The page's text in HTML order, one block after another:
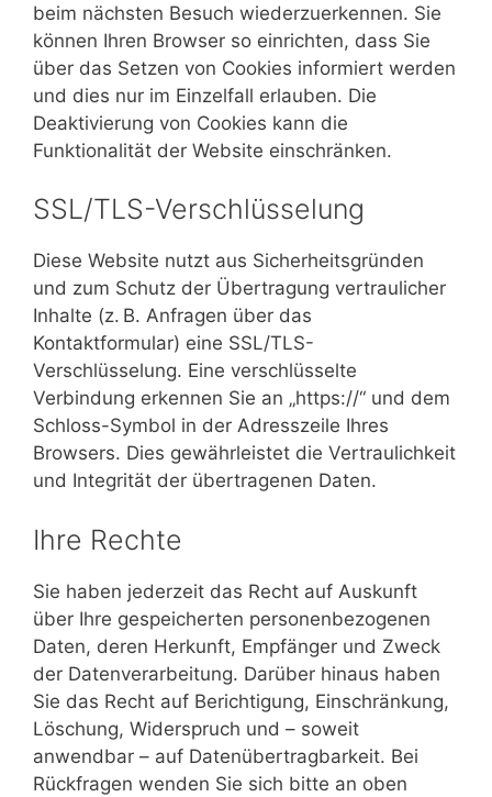
beim nächsten Besuch wiederzuerkennen. Sie
können Ihren Browser so einrichten, dass Sie
über das Setzen von Cookies informiert werden
und dies nur im Einzelfall erlauben. Die
Deaktivierung von Cookies kann die
Funktionalität der Website einschränken.
SSL/TLS-Verschlüsselung
Diese Website nutzt aus Sicherheitsgründen
und zum Schutz der Übertragung vertraulicher
Inhalte (z. B. Anfragen über das
Kontaktformular) eine SSL/TLS-
Verschlüsselung. Eine verschlüsselte
Verbindung erkennen Sie an „https://“ und dem
Schloss-Symbol in der Adresszeile Ihres
Browsers. Dies gewährleistet die Vertraulichkeit
und Integrität der übertragenen Daten.
Ihre Rechte
Sie haben jederzeit das Recht auf Auskunft
über Ihre gespeicherten personenbezogenen
Daten, deren Herkunft, Empfänger und Zweck
der Datenverarbeitung. Darüber hinaus haben
Sie das Recht auf Berichtigung, Einschränkung,
Löschung, Widerspruch und – soweit
anwendbar – auf Datenübertragbarkeit. Bei
Rückfragen wenden Sie sich bitte an oben